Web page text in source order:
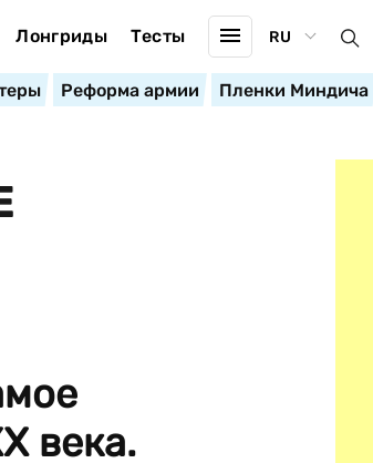
Лонгриды Тесты RU
Реформа армии Пленки Миндича
века.